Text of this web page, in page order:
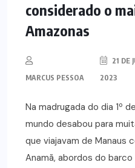
considerado o
Amazonas
MARCUS PESSOA
21 DE
2023
Na madrugada do dia 1º
mundo desabou para
que viajavam de Manaus
Anamã, abordos do